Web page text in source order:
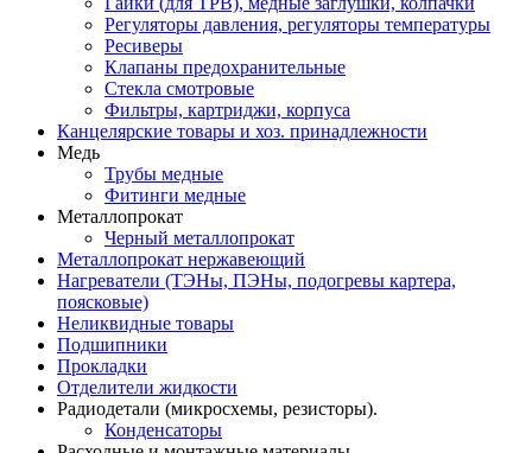
Регуляторы давления, регуляторы температуры
Ресиверы
Клапаны предохранительные
Стекла смотровые
Фильтры, картриджи, корпуса
Канцелярские товары и хоз. принадлежности
Медь
Трубы медные
Фитинги медные
Металлопрокат
Черный металлопрокат
Металлопрокат нержавеющий
Нагреватели (ТЭНы, ПЭНы, подогревы картера,
поясковые)
Неликвидные товары
Подшипники
Прокладки
Отделители жидкости
Радиодетали (микросхемы, резисторы).
Конденсаторы